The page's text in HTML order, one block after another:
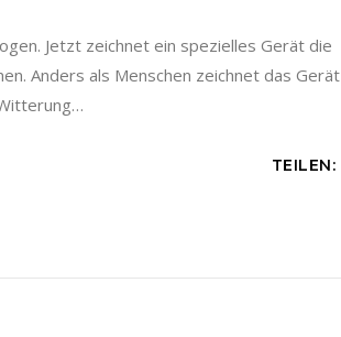
Jetzt zeichnet ein spezielles Gerät die
Anders als Menschen zeichnet das Gerät
TEILEN: